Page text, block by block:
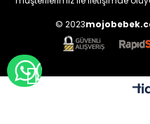
© 2023